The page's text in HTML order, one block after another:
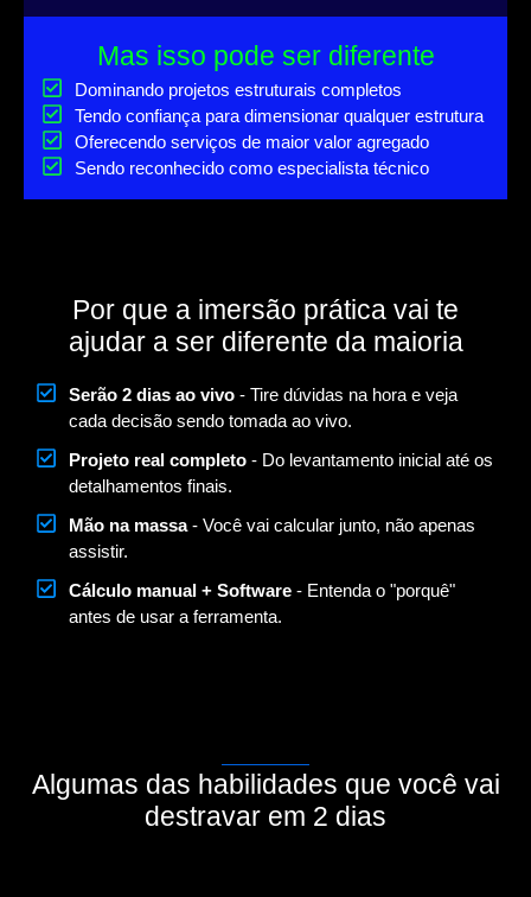
Mas isso pode ser diferente
Dominando projetos estruturais completos
Tendo confiança para dimensionar qualquer estrutura
Oferecendo serviços de maior valor agregado
Sendo reconhecido como especialista técnico
Por que a imersão prática vai te
ajudar a ser diferente da maioria
Serão 2 dias ao vivo- Tire dúvidas na hora e veja
cada decisão sendo tomada ao vivo.
Projeto real completo- Do levantamento inicial até os
detalhamentos finais.
Mão na massa- Você vai calcular junto, não apenas
assistir.
Cálculo manual + Software- Entenda o "porquê"
antes de usar a ferramenta.
Algumas das habilidades que você vai
destravar em 2 dias